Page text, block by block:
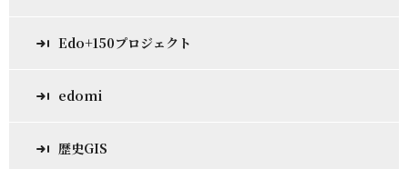
Edo+150プロジェクト
edomi
歴史GIS